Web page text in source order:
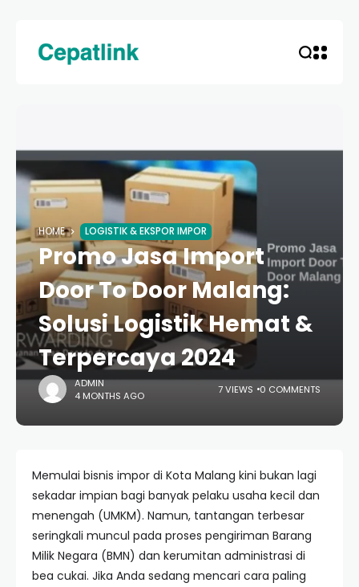
HOME LOGISTIK & EKSPOR IMPOR
Promo Jasa Import
Door To Door Malang:
Solusi Logistik Hemat &
Terpercaya 2024
ADMIN
4 MONTHS AGO
7 VIEWS 0 COMMENTS
Memulai bisnis impor di Kota Malang kini bukan lagi
sekadar impian bagi banyak pelaku usaha kecil dan
menengah (UMKM). Namun, tantangan terbesar
seringkali muncul pada proses pengiriman Barang
Milik Negara (BMN) dan kerumitan administrasi di
bea cukai. Jika Anda sedang mencari cara paling